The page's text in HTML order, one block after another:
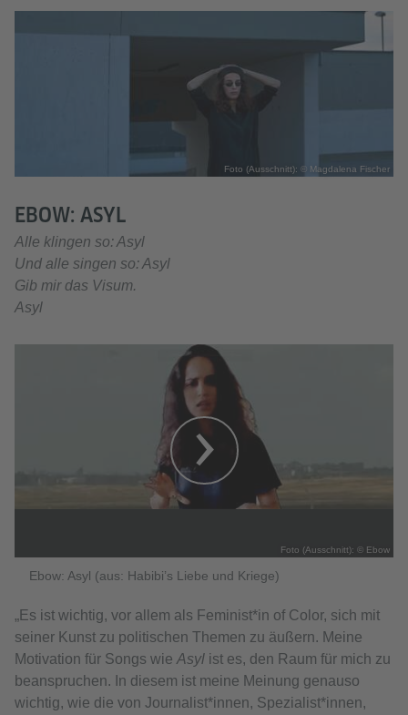
Foto (Ausschnitt): © Magdalena Fischer
EBOW: ASYL
Alle klingen so: Asyl
Und alle singen so: Asyl
Gib mir das Visum.
Asyl
Foto (Ausschnitt): © Ebow
Ebow: Asyl (aus: Habibi’s Liebe und Kriege)
„Es ist wichtig, vor allem als Feminist*in of Color, sich mit
seiner Kunst zu politischen Themen zu äußern. Meine
Motivation für Songs wie Asyl ist es, den Raum für mich zu
beanspruchen. In diesem ist meine Meinung genauso
wichtig, wie die von Journalist*innen, Spezialist*innen,